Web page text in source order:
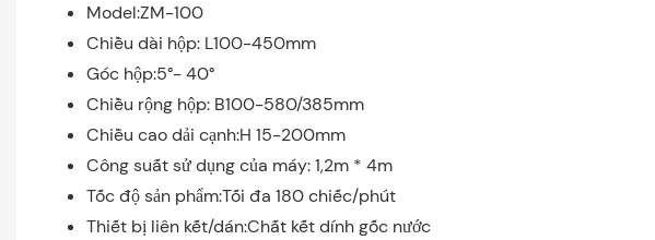
Model:ZM-100
Chiều dài hộp: L100-450mm
Góc hộp:5°- 40°
Chiều rộng hộp: B100-580/385mm
Chiều cao dải cạnh:H 15-200mm
Công suất sử dụng của máy: 1,2m * 4m
Tốc độ sản phẩm:Tối đa 180 chiếc/phút
Thiết bị liên kết/dán:Chất kết dính gốc nước